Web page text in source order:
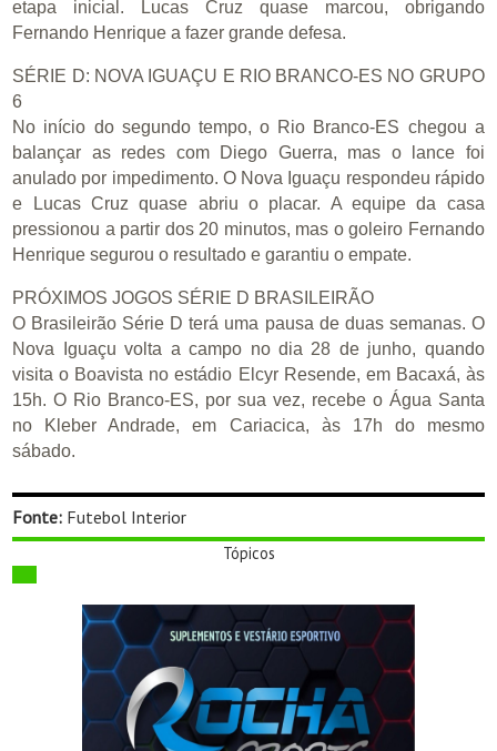
etapa inicial. Lucas Cruz quase marcou, obrigando
Fernando Henrique a fazer grande defesa.
SÉRIE D: NOVA IGUAÇU E RIO BRANCO-ES NO GRUPO
6
No início do segundo tempo, o Rio Branco-ES chegou a
balançar as redes com Diego Guerra, mas o lance foi
anulado por impedimento. O Nova Iguaçu respondeu rápido
e Lucas Cruz quase abriu o placar. A equipe da casa
pressionou a partir dos 20 minutos, mas o goleiro Fernando
Henrique segurou o resultado e garantiu o empate.
PRÓXIMOS JOGOS SÉRIE D BRASILEIRÃO
O Brasileirão Série D terá uma pausa de duas semanas. O
Nova Iguaçu volta a campo no dia 28 de junho, quando
visita o Boavista no estádio Elcyr Resende, em Bacaxá, às
15h. O Rio Branco-ES, por sua vez, recebe o Água Santa
no Kleber Andrade, em Cariacica, às 17h do mesmo
sábado.
Fonte: Futebol Interior
Tópicos